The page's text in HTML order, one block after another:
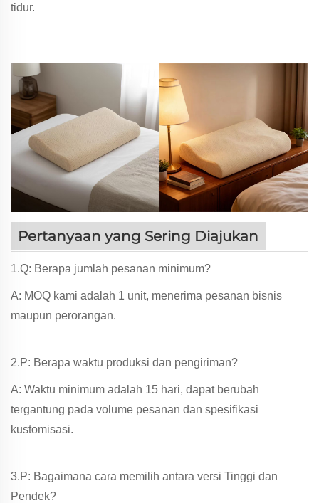
tidur.
Pertanyaan yang Sering Diajukan
1.Q: Berapa jumlah pesanan minimum?
A: MOQ kami adalah 1 unit, menerima pesanan bisnis
maupun perorangan.
2.P: Berapa waktu produksi dan pengiriman?
A: Waktu minimum adalah 15 hari, dapat berubah
tergantung pada volume pesanan dan spesifikasi
kustomisasi.
3.P: Bagaimana cara memilih antara versi Tinggi dan
Pendek?